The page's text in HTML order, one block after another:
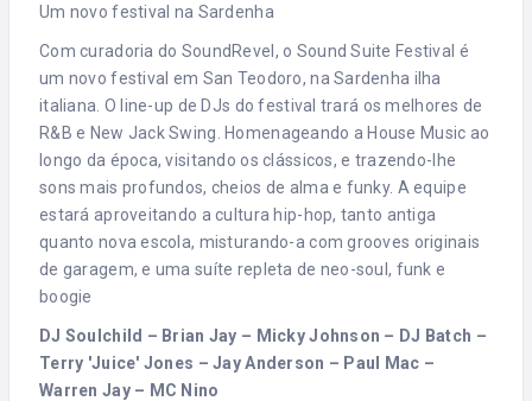
Um novo festival na Sardenha
Com curadoria do SoundRevel, o Sound Suite Festival é
um novo festival em San Teodoro, na Sardenha ilha
italiana. O line-up de DJs do festival trará os melhores de
R&B e New Jack Swing. Homenageando a House Music ao
longo da época, visitando os clássicos, e trazendo-lhe
sons mais profundos, cheios de alma e funky. A equipe
estará aproveitando a cultura hip-hop, tanto antiga
quanto nova escola, misturando-a com grooves originais
de garagem, e uma suíte repleta de neo-soul, funk e
boogie
DJ Soulchild – Brian Jay – Micky Johnson – DJ Batch –
Terry 'Juice' Jones – Jay Anderson – Paul Mac –
Warren Jay – MC Nino